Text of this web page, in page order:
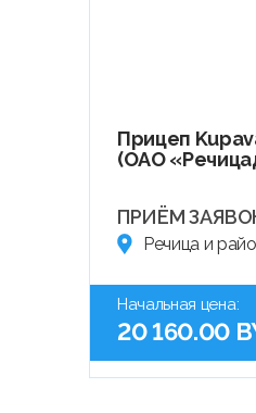
Прицеп
(ОАО
ПРИЁМ
Речица и
Начальная цена:
20 160.00